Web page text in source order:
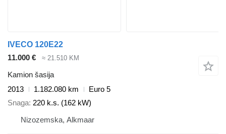
IVECO 120E22
11.000 €
≈ 21.510 KM
Kamion šasija
2013
1.182.080 km
Euro 5
Snaga 220 k.s. (162 kW)
Nizozemska, Alkmaar